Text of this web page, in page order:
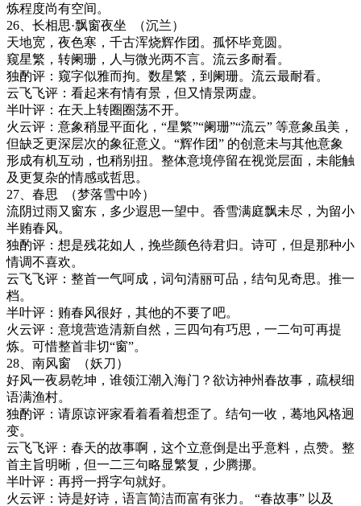
炼程度尚有空间。
26 、长相思·飘窗夜坐
（沉兰）
天地宽，夜色寒，千古浑烧辉作团。孤怀毕竟圆。
窥星繁，转阑珊，人与微光两不言。流云多耐看。
独酌评：窥字似雅而拘。数星繁，到阑珊。流云最耐看。
云飞飞评：看起来有情有景，但又情景两虚。
半叶评：在天上转圈圈荡不开。
火云评： 意象稍显平面化， “星繁”“阑珊”“流云” 等意象虽美，
但缺乏更深层次的象征意义。“辉作团” 的创意未与其他意象
形成有机互动，也稍别扭。整体意境停留在视觉层面，未能触
及更复杂的情感或哲思。
27 、春思
（梦落雪中吟）
流阴过雨又窗东，多少遐思一望中。香雪满庭飘未尽，为留小
半贿春风。
独酌评：想是残花如人，挽些颜色待君归。诗可，但是那种小
情调不喜欢。
云飞飞评：整首一气呵成，词句清丽可品，结句见奇思。推一
档。
半叶评：贿春风很好，其他的不要了吧。
火云评： 意境营造清新自然，三四句有巧思，一二句可再提
炼。可惜整首非切“窗”。
28 、南风窗
（妖刀）
好风一夜易乾坤，谁领江潮入海门？欲访神州春故事，疏棂细
语满渔村。
独酌评：请原谅评家看着看着想歪了。结句一收，蓦地风格迥
变。
云飞飞评：春天的故事啊，这个立意倒是出乎意料，点赞。整
首主旨明晰，但一二三句略显繁复，少腾挪。
半叶评：再捋一捋字句就好。
火云评： 诗是好诗，语言简洁而富有张力。 “春故事” 以及